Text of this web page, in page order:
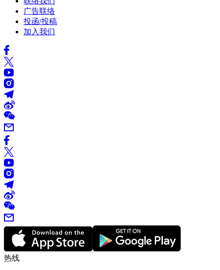
广告联络
投函/投稿
加入我们
热线